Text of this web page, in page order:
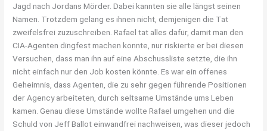
Jagd nach Jordans Mörder. Dabei kannten sie alle längst seinen
Namen. Trotzdem gelang es ihnen nicht, demjenigen die Tat
zweifelsfrei zuzuschreiben. Rafael tat alles dafür, damit man den
CIA-Agenten dingfest machen konnte, nur riskierte er bei diesen
Versuchen, dass man ihn auf eine Abschussliste setzte, die ihn
nicht einfach nur den Job kosten könnte. Es war ein offenes
Geheimnis, dass Agenten, die zu sehr gegen führende Positionen
der Agency arbeiteten, durch seltsame Umstände ums Leben
kamen. Genau diese Umstände wollte Rafael umgehen und die
Schuld von Jeff Ballot einwandfrei nachweisen, was dieser jedoch